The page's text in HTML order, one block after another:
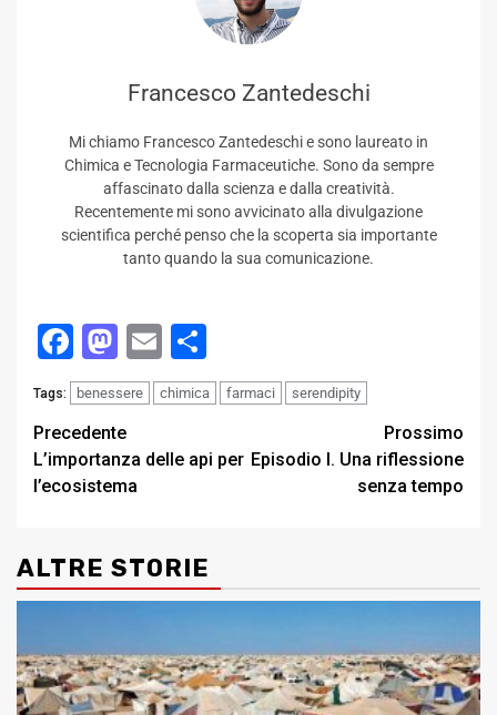
Francesco Zantedeschi
Mi chiamo Francesco Zantedeschi e sono laureato in
Chimica e Tecnologia Farmaceutiche. Sono da sempre
affascinato dalla scienza e dalla creatività.
Recentemente mi sono avvicinato alla divulgazione
scientifica perché penso che la scoperta sia importante
tanto quando la sua comunicazione.
Facebook
Mastodon
Email
Tags: benessere chimica farmaci serendipity
Post
navigation
Precedente
L’importanza delle api per
l’ecosistema
Prossimo
Episodio I. Una riflessione
senza tempo
ALTRE STORIE